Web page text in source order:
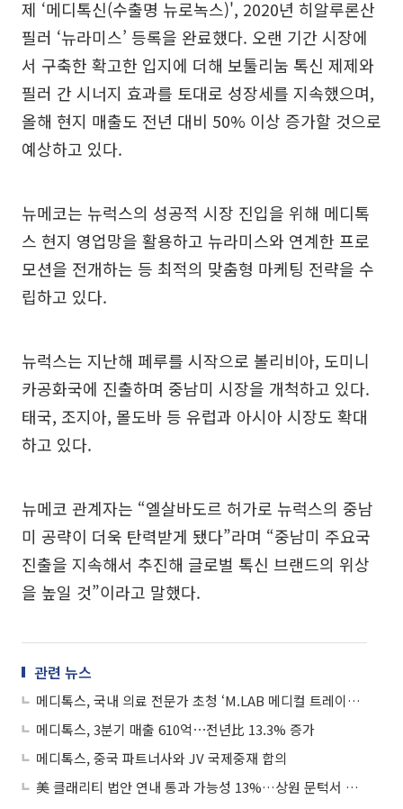
제 ‘메디톡신(수출명 뉴로녹스)', 2020년 히알루론산
필러 ‘뉴라미스’ 등록을 완료했다. 오랜 기간 시장에
서 구축한 확고한 입지에 더해 보툴리눔 톡신 제제와
필러 간 시너지 효과를 토대로 성장세를 지속했으며,
올해 현지 매출도 전년 대비 50% 이상 증가할 것으로
예상하고 있다.
뉴메코는 뉴럭스의 성공적 시장 진입을 위해 메디톡
스 현지 영업망을 활용하고 뉴라미스와 연계한 프로
모션을 전개하는 등 최적의 맞춤형 마케팅 전략을 수
립하고 있다.
뉴럭스는 지난해 페루를 시작으로 볼리비아, 도미니
카공화국에 진출하며 중남미 시장을 개척하고 있다.
태국, 조지아, 몰도바 등 유럽과 아시아 시장도 확대
하고 있다.
뉴메코 관계자는 “엘살바도르 허가로 뉴럭스의 중남
미 공략이 더욱 탄력받게 됐다”라며 “중남미 주요국
진출을 지속해서 추진해 글로벌 톡신 브랜드의 위상
을 높일 것”이라고 말했다.
관련 뉴스
메디톡스, 국내 의료 전문가 초청 ‘M.LAB 메디컬 트레이닝’ 성료
메디톡스, 3분기 매출 610억⋯전년比 13.3% 증가
메디톡스, 중국 파트너사와 JV 국제중재 합의
美 클래리티 법안 연내 통과 가능성 13%…상원 문턱서 제동